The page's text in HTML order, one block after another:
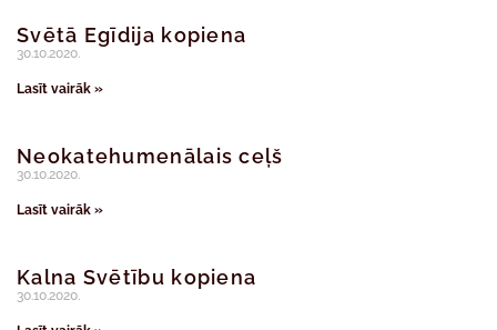
Svētā Egīdija kopiena
30.10.2020.
Lasīt vairāk »
Neokatehumenālais ceļš
30.10.2020.
Lasīt vairāk »
Kalna Svētību kopiena
30.10.2020.